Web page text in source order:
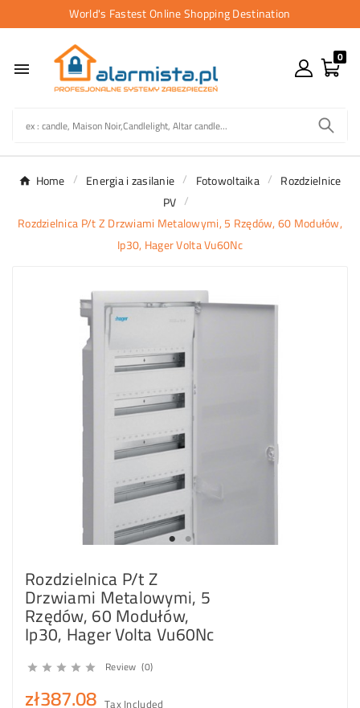
World's Fastest Online Shopping Destination

0
Home Energia i zasilanie Fotowoltaika
Rozdzielnice
PV
Rozdzielnica P/t Z Drzwiami Metalowymi, 5 Rzędów, 60 Modułów,
Ip30, Hager Volta Vu60Nc
Rozdzielnica P/t Z
Drzwiami Metalowymi, 5
Rzędów, 60 Modułów,
Ip30, Hager Volta Vu60Nc
     Review (0)
zł387.08 Tax Included